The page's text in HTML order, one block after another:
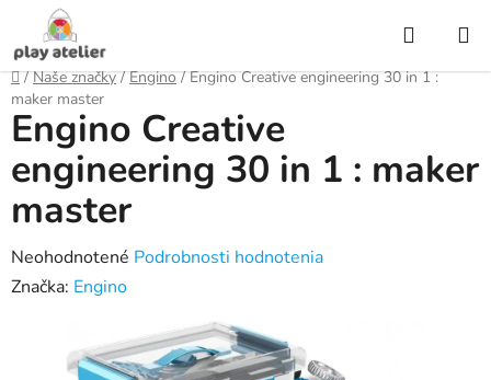
obsah
Hľadať
Domov
/ Naše značky / Engino / Engino Creative engineering 30 in 1 :
maker master
Engino Creative
engineering 30 in 1 : maker
master
Priemerné
hodnotenie
Neohodnotené Podrobnosti hodnotenia
Značka: Engino